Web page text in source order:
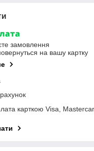
замовлення
на вашу картку
карткою Visa,